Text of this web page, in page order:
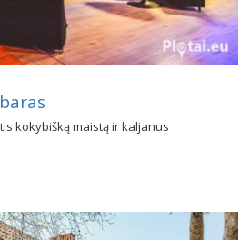
kokybišką maistą ir kaljanus